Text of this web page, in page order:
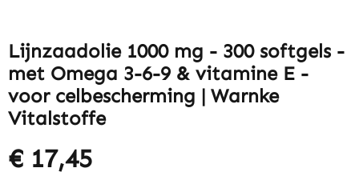
Lijnzaadolie 1000 mg - 300 softgels -
met Omega 3-6-9 & vitamine E -
voor celbescherming | Warnke
Vitalstoffe
€ 17,45